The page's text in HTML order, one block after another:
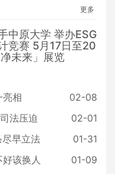
更多
中原大学 举办ESG
竞赛 5月17日至20
未来」展览
亮相
02-08
法压迫
02-01
早立法
01-31
该换人
01-09